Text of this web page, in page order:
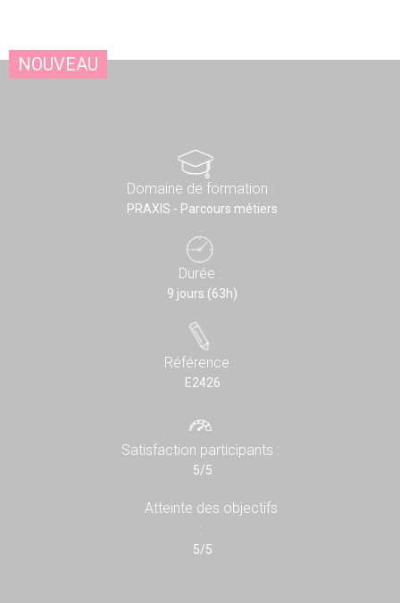
NOUVEAU
Domaine de formation :
PRAXIS - Parcours métiers
Durée :
9 jours (63h)
Référence :
E2426
Satisfaction participants :
5/5
Atteinte des objectifs
:
5/5